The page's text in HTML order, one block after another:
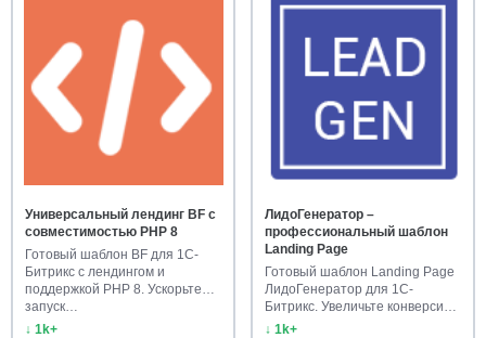
Универсальный лендинг BF с
совместимостью PHP 8
Готовый шаблон BF для 1С-
Битрикс с лендингом и
поддержкой PHP 8. Ускорьте
запуск…
↓ 1k+
ЛидоГенератор –
профессиональный шаблон
Landing Page
Готовый шаблон Landing Page
ЛидоГенератор для 1С-
Битрикс. Увеличьте конверсию
са…
↓ 1k+